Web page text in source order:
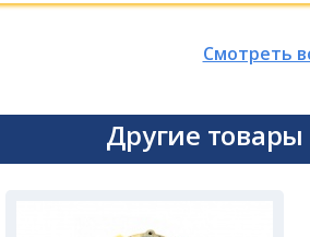
Смотреть
Другие товары